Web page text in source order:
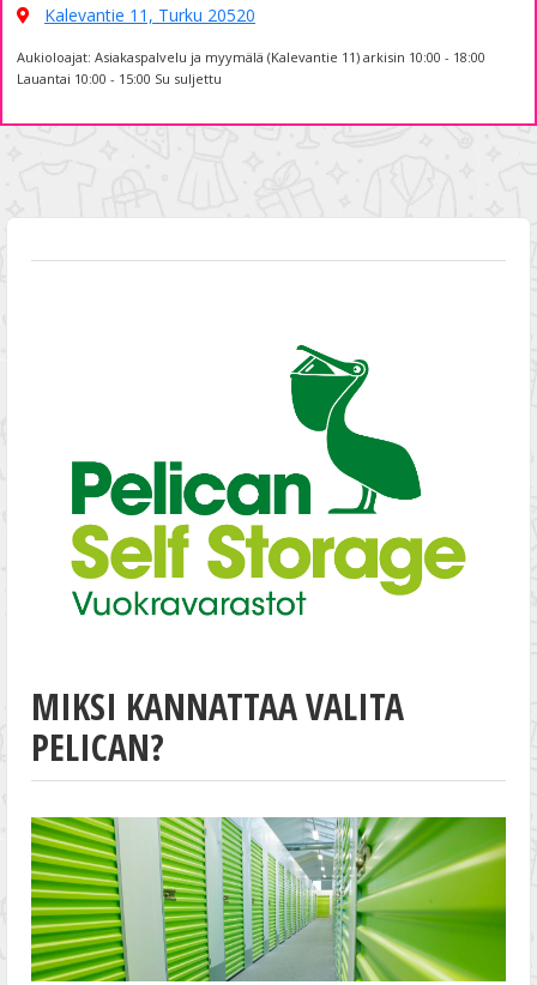
Kalevantie 11, Turku 20520
Aukioloajat: Asiakaspalvelu ja myymälä (Kalevantie 11) arkisin 10:00 - 18:00
Lauantai 10:00 - 15:00 Su suljettu
MIKSI KANNATTAA VALITA
PELICAN?